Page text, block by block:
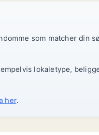
som matcher din
lokaletype,
her.